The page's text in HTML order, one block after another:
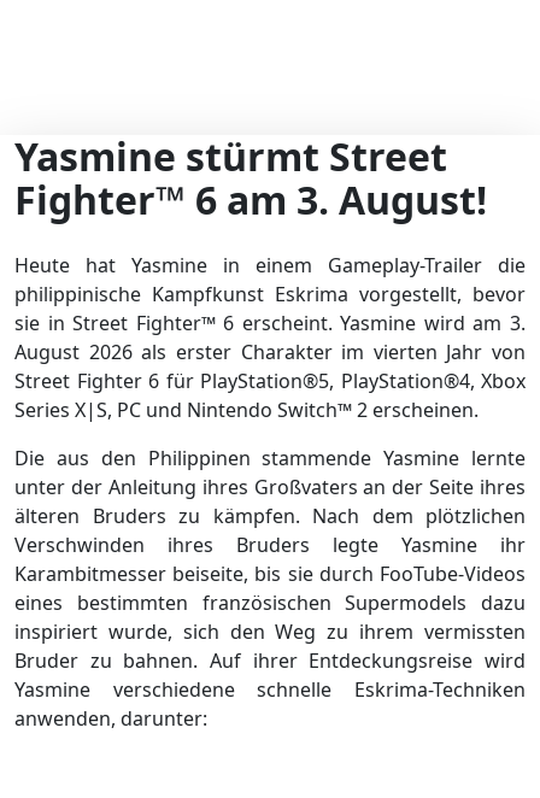
Yasmine stürmt Street
Fighter™ 6 am 3. August!
Heute hat Yasmine in einem Gameplay-Trailer die
philippinische Kampfkunst Eskrima vorgestellt, bevor
sie in Street Fighter™ 6 erscheint. Yasmine wird am 3.
August 2026 als erster Charakter im vierten Jahr von
Street Fighter 6 für PlayStation®5, PlayStation®4, Xbox
Series X|S, PC und Nintendo Switch™ 2 erscheinen.
Die aus den Philippinen stammende Yasmine lernte
unter der Anleitung ihres Großvaters an der Seite ihres
älteren Bruders zu kämpfen. Nach dem plötzlichen
Verschwinden ihres Bruders legte Yasmine ihr
Karambitmesser beiseite, bis sie durch FooTube-Videos
eines bestimmten französischen Supermodels dazu
inspiriert wurde, sich den Weg zu ihrem vermissten
Bruder zu bahnen. Auf ihrer Entdeckungsreise wird
Yasmine verschiedene schnelle Eskrima-Techniken
anwenden, darunter: